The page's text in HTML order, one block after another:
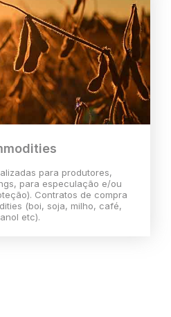
para produtores,
para especulação e/ou
Contratos de compra
(boi, soja, milho, café,
etc).